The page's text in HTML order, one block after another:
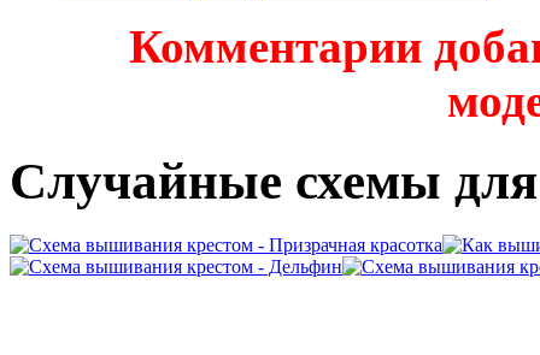
Комментарии
Случайные схемы